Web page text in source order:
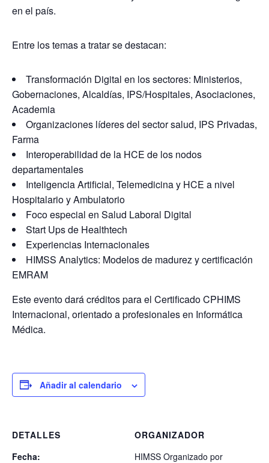
en el país.
Entre los temasa tratar se destacan:
Transformación Digital en los sectores: Ministerios,
Gobernaciones, Alcaldías, IPS/Hospitales, Asociaciones,
Academia
Organizaciones líderes del sector salud, IPS Privadas,
Farma
Interoperabilidad de la HCE de los nodos
departamentales
Inteligencia Artificial, Telemedicinay HCE a nivel
Hospitalario y Ambulatorio
Foco especial en Salud Laboral Digital
Start Ups de Healthtech
Experiencias Internacionales
HIMSS Analytics: Modelosde madurez y certificación
EMRAM
Este evento darácréditos para el Certificado CPHIMS
Internacional, orientado a profesionales en Informática
Médica.
Añadir al calendario
DETALLES
Fecha:
ORGANIZADOR
HIMSS Organizado por